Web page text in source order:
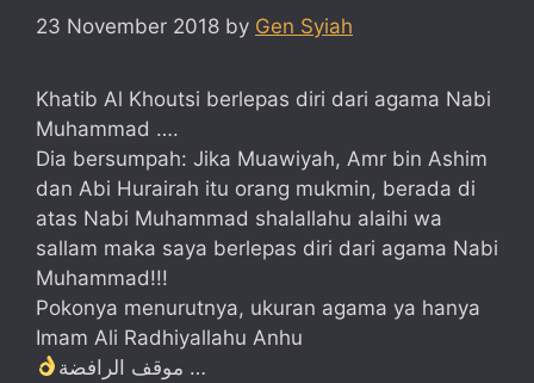
23 November 2018 by Gen Syiah
Khatib Al Khoutsi berlepas diri dari agama Nabi
Muhammad ….
Dia bersumpah: Jika Muawiyah, Amr bin Ashim
dan Abi Hurairah itu orang mukmin, berada di
atas Nabi Muhammad shalallahu alaihi wa
sallam maka saya berlepas diri dari agama Nabi
Muhammad!!!
Pokonya menurutnya, ukuran agama ya hanya
Imam Ali Radhiyallahu Anhu
موقف الرافضة …